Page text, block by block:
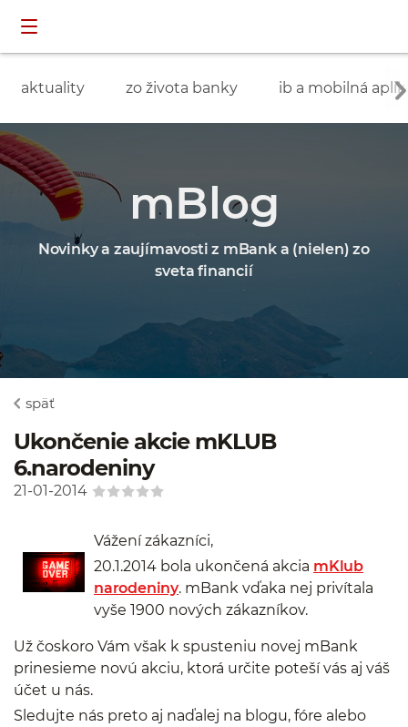
aktuality zo života banky ib a mobilná
mBlog
Novinky a zaujímavosti z mBank a (nielen) zo
sveta financií
späť
Ukončenie akcie mKLUB
6.narodeniny
21-01-2014
Vážení zákazníci,
20.1.2014 bola ukončená akcia mKlub
narodeniny. mBank vďaka nej privítala
vyše 1900 nových zákazníkov.
Už čoskoro Vám však k spusteniu novej mBank
prinesieme novú akciu, ktorá určite poteší vás aj váš
účet u nás.
Sledujte nás preto aj naďalej na blogu, fóre alebo